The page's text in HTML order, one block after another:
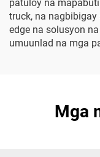
patuloy na
truck, na
edge na solusyon
umuunlad na mga
Mga